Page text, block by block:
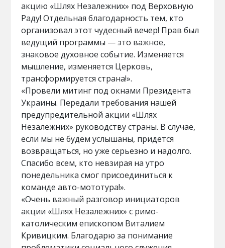
акцию «Шлях Незалежних» под Верховную
Раду! Отдельная благодарность тем, кто
организовал этот чудесный вечер! Прав был
ведущий программы — это важное,
знаковое духовное событие. Изменяется
мышление, изменяется Церковь,
трансформируется страна!».
«Провели митинг под окнами Президента
Украины. Передали требования нашей
предупредительной акции «Шлях
Незалежних» руководству страны. В случае,
если мы не будем услышаны, придется
возвращаться, но уже серьезно и надолго.
Спасибо всем, кто невзирая на утро
понедельника смог присоединиться к
команде авто-мототура!».
«Очень важный разговор инициаторов
акции «Шлях Незалежних» с римо-
католическим епископом Виталием
Кривицким. Благодарю за понимание